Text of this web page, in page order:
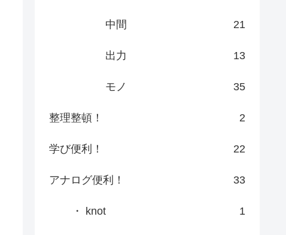
中間 21
出力 13
モノ 35
整理整頓！ 2
学び便利！ 22
アナログ便利！ 33
・ knot 1